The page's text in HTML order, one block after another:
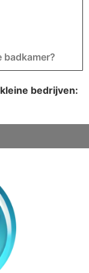
badkamer?
bedrijven: